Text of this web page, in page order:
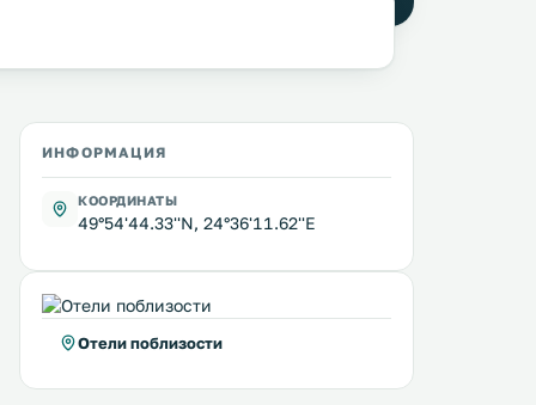
ИНФОРМАЦИЯ
КООРДИНАТЫ
49°54'44.33''N, 24°36'11.62''E
Отели поблизости